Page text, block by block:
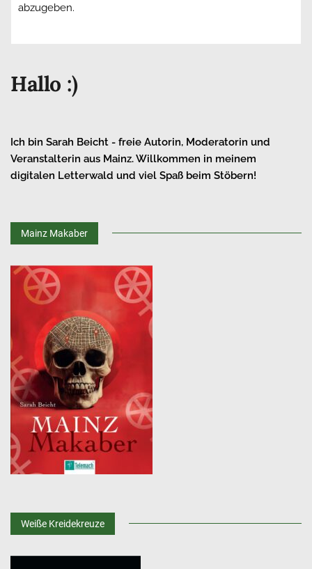
abzugeben.
Hallo :)
Ich bin Sarah Beicht - freie Autorin, Moderatorin und
Veranstalterin aus Mainz. Willkommen in meinem
digitalen Letterwald und viel Spaß beim Stöbern!
Mainz Makaber
Weiße Kreidekreuze